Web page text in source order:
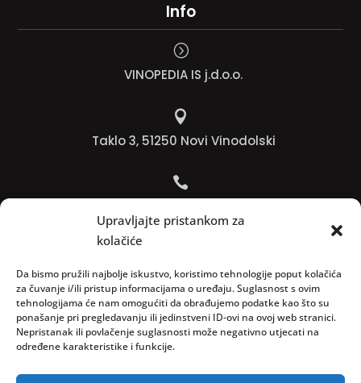
Upravljajte pristankom za
kolačiće
Da bismo pružili najbolje iskustvo, koristimo tehnologije poput kolačića
za čuvanje i/ili pristup informacijama o uređaju. Suglasnost s ovim
tehnologijama će nam omogućiti da obrađujemo podatke kao što su
ponašanje pri pregledavanju ili jedinstveni ID-ovi na ovoj web stranici.
Nepristanak ili povlačenje suglasnosti može negativno utjecati na
određene karakteristike i funkcije.
Info
=
VINOPEDIA IS j.d.o.o.

Taklo 3, 51250 Novi Vinodolski

Jadranko +385 91 501 4218

info@vinopedia.hr